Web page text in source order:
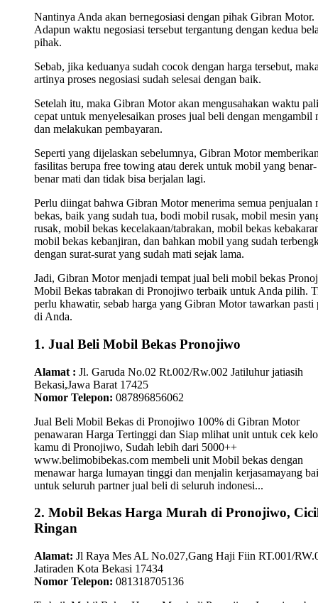
Nantinya Anda akan bernegosiasi dengan pihak Gibran Motor.
Adapun waktu negosiasi tersebut tergantung dengan kedua
pihak.
Sebab, jika keduanya sudah cocok dengan harga tersebut,
artinya proses negosiasi sudah selesai dengan baik.
Setelah itu, maka Gibran Motor akan mengusahakan waktu
cepat untuk menyelesaikan proses jual beli dengan mengambil
dan melakukan pembayaran.
Seperti yang dijelaskan sebelumnya, Gibran Motor
fasilitas berupa free towing atau derek untuk mobil yang benar-
benar mati dan tidak bisa berjalan lagi.
Perlu diingat bahwa Gibran Motor menerima semua penjualan
bekas, baik yang sudah tua, bodi mobil rusak, mobil mesin
rusak, mobil bekas kecelakaan/tabrakan, mobil bekas
mobil bekas kebanjiran, dan bahkan mobil yang sudah
dengan surat-surat yang sudah mati sejak lama.
Jadi, Gibran Motor menjadi tempat jual beli mobil bekas
Mobil Bekas tabrakan di Pronojiwo terbaik untuk Anda pilih.
perlu khawatir, sebab harga yang Gibran Motor tawarkan pasti
di Anda.
1. Jual Beli Mobil Bekas Pronojiwo
Alamat : Jl. Garuda No.02 Rt.002/Rw.002 Jatiluhur jatiasih
Bekasi,Jawa Barat 17425
Nomor Telepon: 087896856062
Jual Beli Mobil Bekas di Pronojiwo 100% di Gibran Motor
penawaran Harga Tertinggi dan Siap mlihat unit untuk cek
kamu di Pronojiwo, Sudah lebih dari 5000++
www.belimobibekas.com membeli unit Mobil bekas dengan
menawar harga lumayan tinggi dan menjalin kerjasamayang
untuk seluruh partner jual beli di seluruh indonesi...
2. Mobil Bekas Harga Murah di Pronojiwo,
Ringan
Alamat: Jl Raya Mes AL No.027,Gang Haji Fiin RT.001/
Jatiraden Kota Bekasi 17434
Nomor Telepon: 081318705136